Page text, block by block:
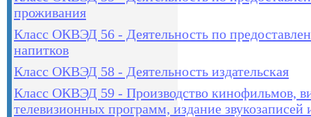
проживания
Класс ОКВЭД 56 - Деятельность по
напитков
Класс ОКВЭД 58 - Деятельность издательская
Класс ОКВЭД 59 - Производство кинофильмов,
телевизионных программ, издание звукозаписей